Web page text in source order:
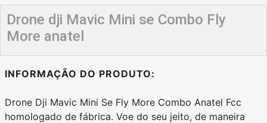
Drone dji Mavic Mini se Combo Fly
More anatel
INFORMAÇÃO DO PRODUTO:
Drone Dji Mavic Mini Se Fly More Combo Anatel Fcc
homologado de fábrica. Voe do seu jeito, de maneira